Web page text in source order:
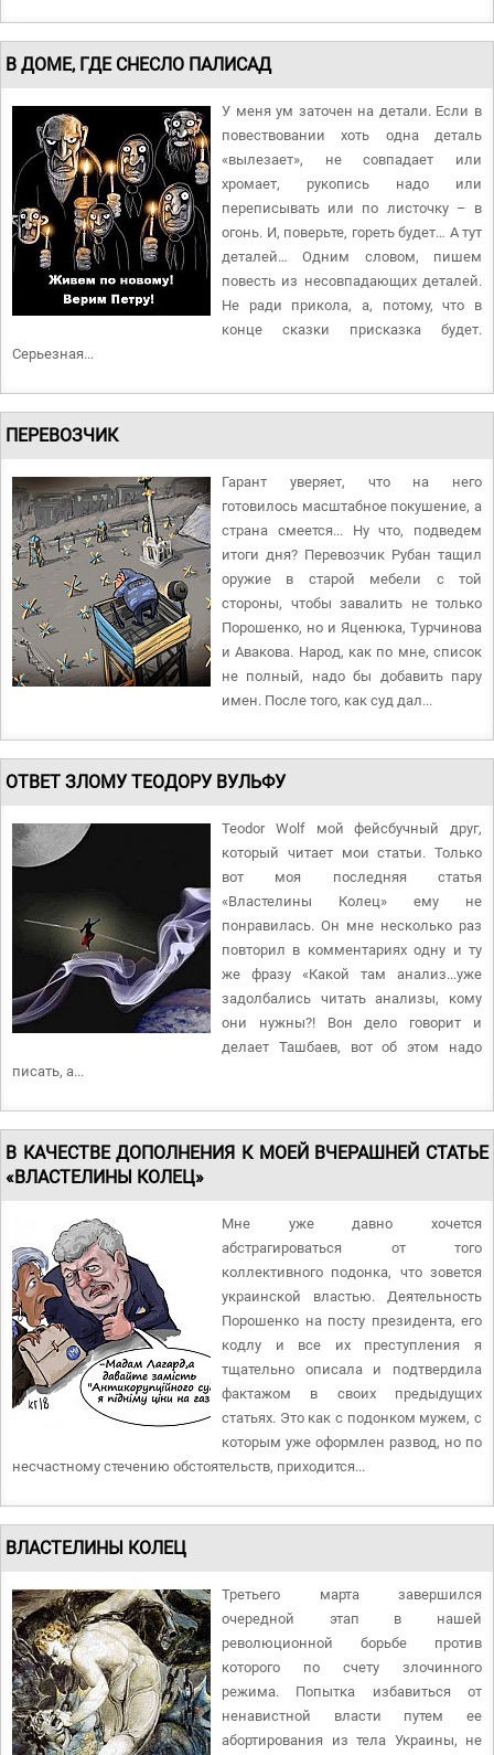
В ДОМЕ, ГДЕ СНЕСЛО ПАЛИСАД
У меня ум заточен на детали. Если в
повествовании хоть одна деталь
«вылезает», не совпадает или
хромает, рукопись надо или
переписывать или по листочку – в
огонь. И, поверьте, гореть будет… А тут
деталей… Одним словом, пишем
повесть из несовпадающих деталей.
Не ради прикола, а, потому, что в
конце сказки присказка будет.
Серьезная...
ПЕРЕВОЗЧИК
Гарант уверяет, что на него
готовилось масштабное покушение, а
страна смеется... Ну что, подведем
итоги дня? Перевозчик Рубан тащил
оружие в старой мебели с той
стороны, чтобы завалить не только
Порошенко, но и Яценюка, Турчинова
и Авакова. Народ, как по мне, список
не полный, надо бы добавить пару
имен. После того, как суд дал...
ОТВЕТ ЗЛОМУ ТЕОДОРУ ВУЛЬФУ
Teodor Wolf мой фейсбучный друг,
который читает мои статьи. Только
вот моя последняя статья
«Властелины Колец» ему не
понравилась. Он мне несколько раз
повторил в комментариях одну и ту
же фразу «Какой там анализ...уже
задолбались читать анализы, кому
они нужны?! Вон дело говорит и
делает Ташбаев, вот об этом надо
писать, а...
В КАЧЕСТВЕ ДОПОЛНЕНИЯ К МОЕЙ ВЧЕРАШНЕЙ СТАТЬЕ
«ВЛАСТЕЛИНЫ КОЛЕЦ»
Мне уже давно хочется
абстрагироваться от того
коллективного подонка, что зовется
украинской властью. Деятельность
Порошенко на посту президента, его
кодлу и все их преступления я
тщательно описала и подтвердила
фактажом в своих предыдущих
статьях. Это как с подонком мужем, с
которым уже оформлен развод, но по
несчастному стечению обстоятельств, приходится...
ВЛАСТЕЛИНЫ КОЛЕЦ
Третьего марта завершился
очередной этап в нашей
революционной борьбе против
которого по счету злочинного
режима. Попытка избавиться от
ненавистной власти путем ее
абортирования из тела Украины, не